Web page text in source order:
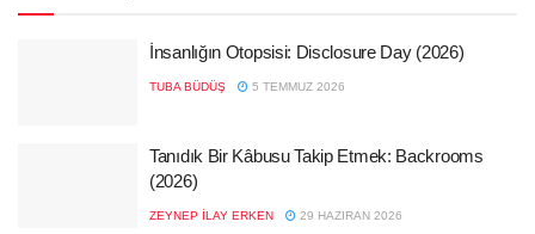
İnsanlığın Otopsisi: Disclosure Day (2026)
TUBA BÜDÜŞ 5 TEMMUZ 2026
Tanıdık Bir Kâbusu Takip Etmek: Backrooms
(2026)
ZEYNEP İLAY ERKEN 29 HAZIRAN 2026